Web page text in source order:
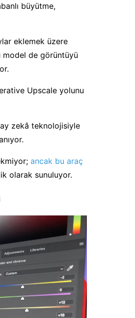
büyütme,
eklemek üzere
model de görüntüyü
Upscale yolunu
zekâ teknolojisiyle
ancak bu araç
olarak sunuluyor.